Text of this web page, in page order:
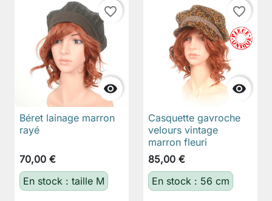

favorite_border
Béret lainage marron
rayé
70,00 €
En stock : taille M

favorite_border
Casquette gavroche
velours vintage
marron fleuri
85,00 €
En stock : 56 cm